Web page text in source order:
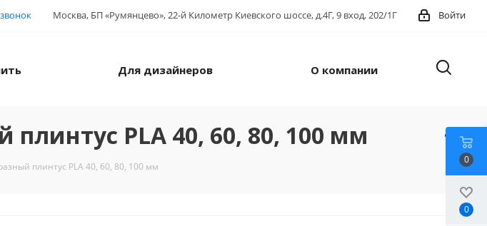
Войти
Москва, БП «Румянцево», 22-й Километр Киевского шоссе, д.4Г, 9 вход, 202/1Г
Для дизайнеров О компании
PLA 40, 60, 80, 100 мм
плинтус PLA 40, 60, 80, 100 мм
0
0